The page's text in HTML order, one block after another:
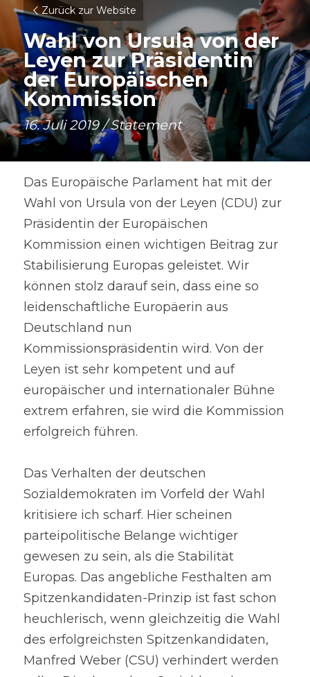
Zurück zur Website
Wahl von Ursula von der
Leyen zur Präsidentin
der Europäischen
Kommission
16. Juli 2019 / Statement
Das Europäische Parlament hat mit der
Wahl von Ursula von der Leyen (CDU) zur
Präsidentin der Europäischen
Kommission einen wichtigen Beitrag zur
Stabilisierung Europas geleistet. Wir
können stolz darauf sein, dass eine so
leidenschaftliche Europäerin aus
Deutschland nun
Kommissionspräsidentin wird. Von der
Leyen ist sehr kompetent und auf
europäischer und internationaler Bühne
extrem erfahren, sie wird die Kommission
erfolgreich führen.
Das Verhalten der deutschen
Sozialdemokraten im Vorfeld der Wahl
kritisiere ich scharf. Hier scheinen
parteipolitische Belange wichtiger
gewesen zu sein, als die Stabilität
Europas. Das angebliche Festhalten am
Spitzenkandidaten-Prinzip ist fast schon
heuchlerisch, wenn gleichzeitig die Wahl
des erfolgreichsten Spitzenkandidaten,
Manfred Weber (CSU) verhindert werden